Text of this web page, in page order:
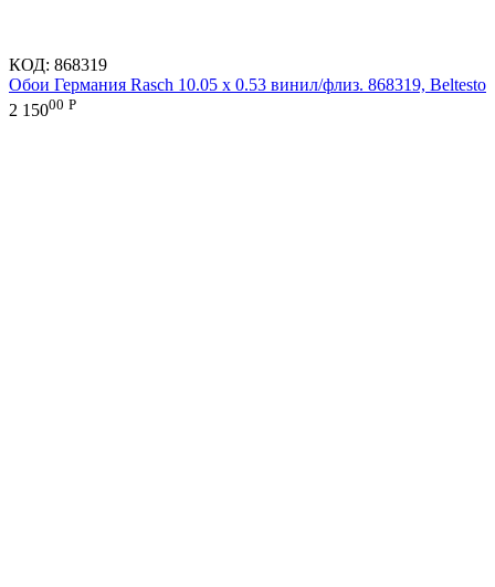
КОД: 868319
Обои Германия Rasch 10.05 х 0.53 винил/флиз. 868319, Beltesto
2 15000 Р